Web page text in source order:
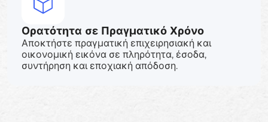
Ορατότητα σε Πραγματικό Χρόνο
Αποκτήστε πραγματική επιχειρησιακή και
οικονομική εικόνα σε πληρότητα, έσοδα,
συντήρηση και εποχιακή απόδοση.